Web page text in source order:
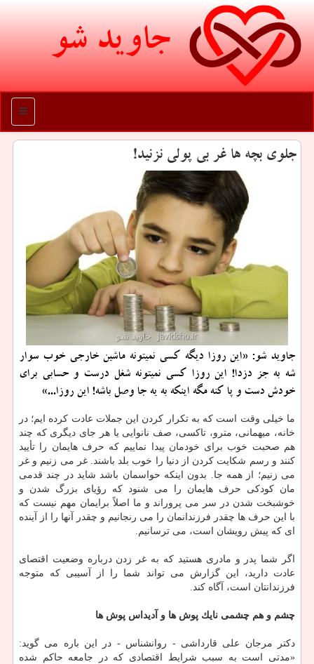
جاوید شو
منو
جلوی بچه ها غر بی پولی نزنید!
جاوید شو: «این روزا دیگه كسی نمی­تونه ماشین خارجی خوب سوار
شه به جز دزدا! این روزا كسی نمی­تونه شغل درست و حسابی برای
خودش دست و پا كنه مگه اینكه به یه جا وصل باشه! این روزا...»
ما خیلی وقت است كه به تكرار كردن این جملات عادت كرده ایم؛ در
خانه، میهمانی، مترو، تاكسی، صف نانوایی یا هر جای دیگری كه چند
هم صحبت خوب برای خودمان پیدا نماییم كه حرف هایمان را تأیید
كنند و رسم شكایت كردن از دنیا را خوب بلد باشند. غر می زنیم و غر
می زنیم؛ از همه جا. بدون اینكه حواسمان باشد شاید در چند قدمی
مان كودكی حرف هایمان را می شنود كه رؤیای بزرگ شدن و
خوشبخت شدن در سر می پروراند و ما اصلاً برایمان مهم نیست كه
با این حرف ها چقدر فرزندانمان را می رنجانیم و چقدر آنها را از آینده
ای كه پیش رویشان است، می ترسانیم.
اگر شما پدر و مادری هستید كه به غر زدن درباره وضعیت اقتصای
عادت دارید، این گزارش می تواند شما را از آسیبی كه متوجه
فرزندانتان است، آگاه كند.
چشم و هم چشمی نایك پوش ها و آدیداس پوش ها
دكتر مرجان علی قارداشی - روانشناس - در این باره می گوید:
«مدتی است به سبب شرایط اقتصادی كه در جامعه حاكم شده